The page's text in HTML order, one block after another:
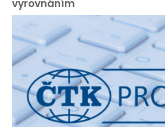
vyrovnáním